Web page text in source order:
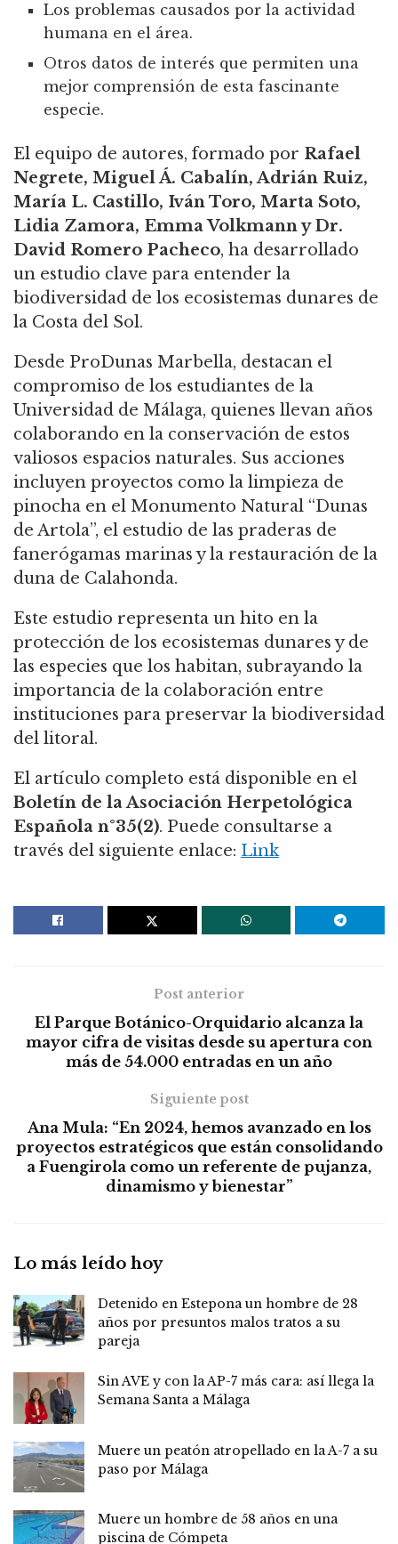
Los problemas causados por la actividad
humana en el área.
Otros datos de interés que permiten una
mejor comprensión de esta fascinante
especie.
El equipo de autores, formado por Rafael
Negrete, Miguel Á. Cabalín, Adrián Ruiz,
María L. Castillo, Iván Toro, Marta Soto,
Lidia Zamora, Emma Volkmann y Dr.
David Romero Pacheco, ha desarrollado
un estudio clave para entender la
biodiversidad de los ecosistemas dunares de
la Costa del Sol.
Desde ProDunas Marbella, destacan el
compromiso de los estudiantes de la
Universidad de Málaga, quienes llevan años
colaborando en la conservación de estos
valiosos espacios naturales. Sus acciones
incluyen proyectos como la limpieza de
pinocha en el Monumento Natural “Dunas
de Artola”, el estudio de las praderas de
fanerógamas marinas y la restauración de la
duna de Calahonda.
Este estudio representa un hito en la
protección de los ecosistemas dunares y de
las especies que los habitan, subrayando la
importancia de la colaboración entre
instituciones para preservar la biodiversidad
del litoral.
El artículo completo está disponible en el
Boletín de la Asociación Herpetológica
Española n°35(2). Puede consultarse a
través del siguiente enlace: Link
Post anterior
El Parque Botánico-Orquidario alcanza la
mayor cifra de visitas desde su apertura con
más de 54.000 entradas en un año
Siguiente post
Ana Mula: “En 2024, hemos avanzado en los
proyectos estratégicos que están consolidando
a Fuengirola como un referente de pujanza,
dinamismo y bienestar”
Lo más leído hoy
Detenido en Estepona un hombre de 28
años por presuntos malos tratos a su
pareja
Sin AVE y con la AP-7 más cara: así llega la
Semana Santa a Málaga
Muere un peatón atropellado en la A-7 a su
paso por Málaga
Muere un hombre de 58 años en una
piscina de Cómpeta